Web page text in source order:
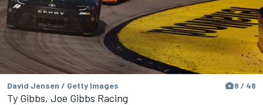
David Jensen / Getty Images 8 / 48
Ty Gibbs, Joe Gibbs Racing